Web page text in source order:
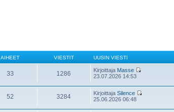
AIHEET VIESTIT UUSIN VIESTI
33 1286 Kirjoittaja Masse
23.07.2026 14:53
52 3284 KirjoittajaSilence
25.06.2026 06:48